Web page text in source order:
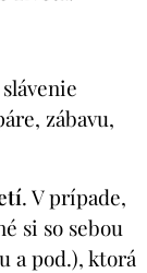
zábavu,
. V prípade,
si so sebou
a pod.), ktorá